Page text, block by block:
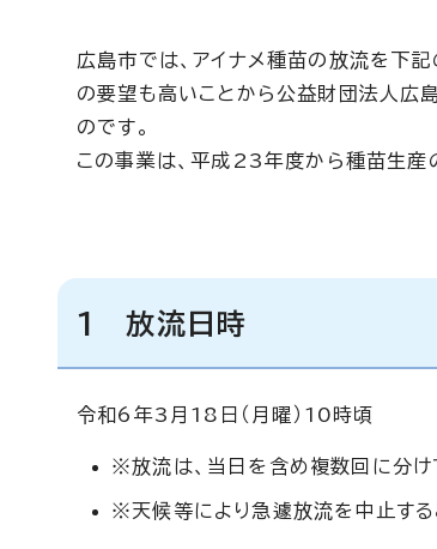
広島市では、アイナメ種苗の放流を下
の要望も高いことから公益財団法人広
のです。
この事業は、平成23年度から種苗生産
1 放流日時
令和6年3月18日（月曜）10時頃
※放流は、当日を含め複数回に分け
※天候等により急遽放流を中止する